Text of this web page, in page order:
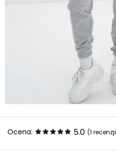
Ocena: 5.0 (1 recenzji